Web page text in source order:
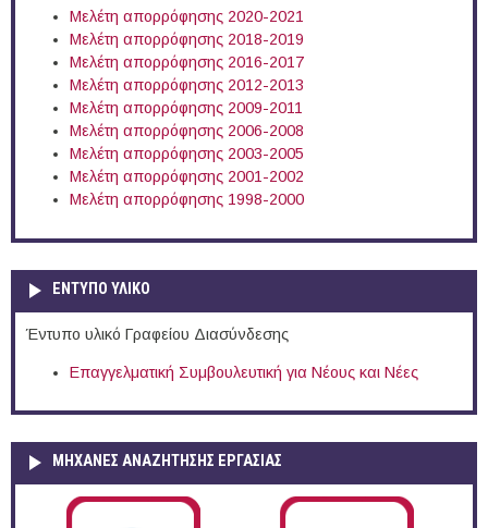
Μελέτη απορρόφησης 2020-2021
Μελέτη απορρόφησης 2018-2019
Μελέτη απορρόφησης 2016-2017
Μελέτη απορρόφησης 2012-2013
Μελέτη απορρόφησης 2009-2011
Μελέτη απορρόφησης 2006-2008
Μελέτη απορρόφησης 2003-2005
Μελέτη απορρόφησης 2001-2002
Μελέτη απορρόφησης 1998-2000
ΕΝΤΥΠΟ ΥΛΙΚΟ
Έντυπο υλικό Γραφείου Διασύνδεσης
Επαγγελματική Συμβουλευτική για Νέους και Νέες
ΜΗΧΑΝΕΣ ΑΝΑΖΗΤΗΣΗΣ ΕΡΓΑΣΙΑΣ